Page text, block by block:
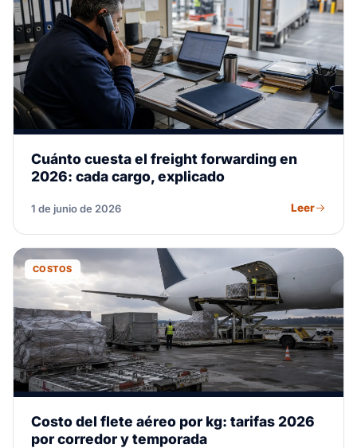
Cuánto cuesta el freight forwarding en
2026: cada cargo, explicado
1 de junio de 2026 Leer
COSTOS
Costo del flete aéreo por kg: tarifas 2026
por corredor y temporada